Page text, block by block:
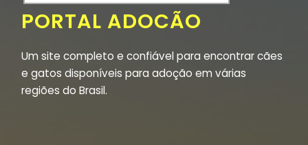
PORTAL ADOCÃO
Um site completo e confiável para encontrar cães
e gatos disponíveis para adoção em várias
regiões do Brasil.